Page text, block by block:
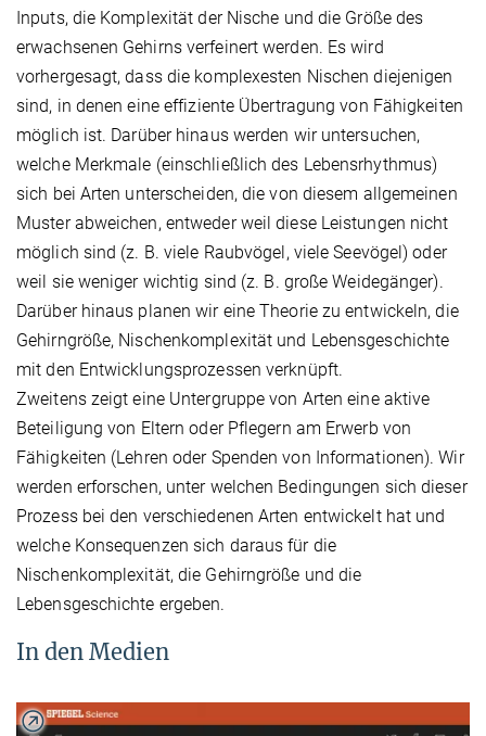
Inputs, die Komplexität der Nische und die Größe des
erwachsenen Gehirns verfeinert werden. Es wird
vorhergesagt, dass die komplexesten Nischen diejenigen
sind, in denen eine effiziente Übertragung von Fähigkeiten
möglich ist. Darüber hinaus werden wir untersuchen,
welche Merkmale (einschließlich des Lebensrhythmus)
sich bei Arten unterscheiden, die von diesem allgemeinen
Muster abweichen, entweder weil diese Leistungen nicht
möglich sind (z. B. viele Raubvögel, viele Seevögel) oder
weil sie weniger wichtig sind (z. B. große Weidegänger).
Darüber hinaus planen wir eine Theorie zu entwickeln, die
Gehirngröße, Nischenkomplexität und Lebensgeschichte
mit den Entwicklungsprozessen verknüpft.
Zweitens zeigt eine Untergruppe von Arten eine aktive
Beteiligung von Eltern oder Pflegern am Erwerb von
Fähigkeiten (Lehren oder Spenden von Informationen). Wir
werden erforschen, unter welchen Bedingungen sich dieser
Prozess bei den verschiedenen Arten entwickelt hat und
welche Konsequenzen sich daraus für die
Nischenkomplexität, die Gehirngröße und die
Lebensgeschichte ergeben.
In den Medien